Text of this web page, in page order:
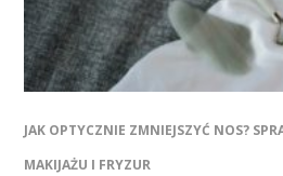
JAK OPTYCZNIE ZMNIEJSZYĆ NOS?
MAKIJAŻU I FRYZUR